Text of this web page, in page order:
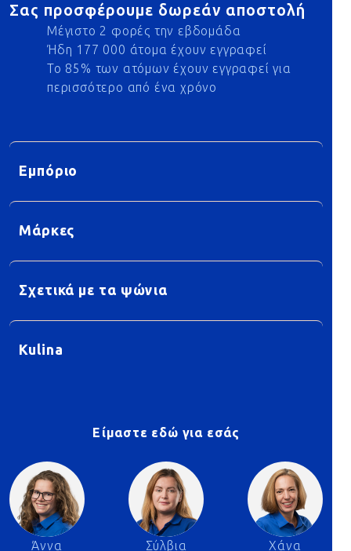
Σας προσφέρουμε δωρεάν αποστολή
Μέγιστο 2 φορές την εβδομάδα
Ήδη 177 000 άτομα έχουν εγγραφεί
Το 85% των ατόμων έχουν εγγραφεί για
περισσότερο από ένα χρόνο
Εμπόριο
Μάρκες
Σχετικά με τα ψώνια
Kulina
Είμαστε εδώ για εσάς
Άννα Σύλβια Χάνα